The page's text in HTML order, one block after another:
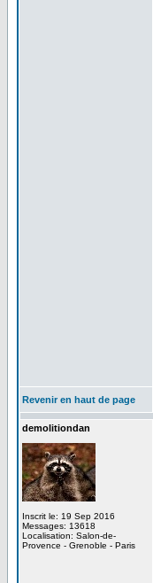
Revenir en haut de page
demolitiondan
Inscrit le: 19 Sep 2016
Messages: 13618
Localisation: Salon-de-
Provence - Grenoble - Paris